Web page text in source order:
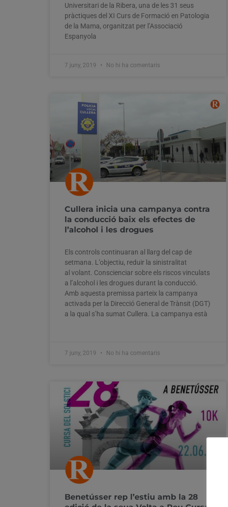
Universitari de la Ribera, una de les 31 seus
pràctiques del XI Curs de Formació en Patologia
de la Mama, organitzat per l’Associació
Espanyola
7 juny, 2019 No hi ha comentaris
Cullera inicia una campanya contra
la conducció baix els efectes de
l’alcohol i les drogues
Els controls continuaran al llarg del cap de
setmana. L’objectiu, reduir la sinistralitat
al volant. Conscienciar sobre els riscos vinculats
a l’alcohol i les drogues durant la conducció.
Amb aquesta premissa parteix la campanya
activada per la Direcció General de Trànsit (DGT)
a la qual s’ha sumat Cullera. La campanya està
7 juny, 2019 No hi ha comentaris
Benetússer rep l’estiu amb la 28